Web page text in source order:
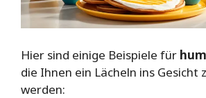
Hier sind einige Beispiele für
die Ihnen ein Lächeln ins Gesicht
werden: